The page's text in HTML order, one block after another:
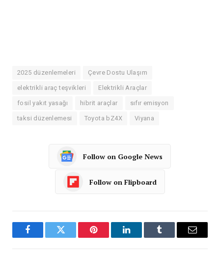
2025 düzenlemeleri Çevre Dostu Ulaşım
elektrikli araç teşvikleri Elektrikli Araçlar
fosil yakıt yasağı hibrit araçlar sıfır emisyon
taksi düzenlemesi Toyota bZ4X Viyana
Follow on Google News
Follow on Flipboard
FacebookTwitter Pinterest LinkedInTumblr Email